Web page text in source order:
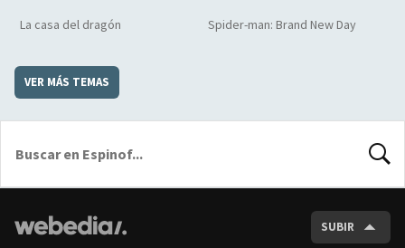
La casa del dragón Spider-man: Brand New Day
VER MÁS TEMAS
SUBIR